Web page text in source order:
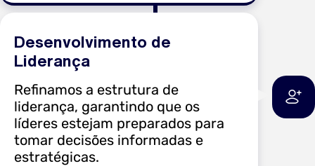
Desenvolvimento de
Liderança
Refinamos a estrutura de
liderança, garantindo que os
líderes estejam preparados para
tomar decisões informadas e
estratégicas.